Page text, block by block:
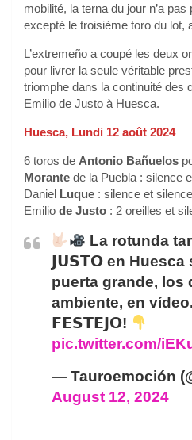
mobilité, la terna du jour n’a pas
excepté le troisième toro du lot,
L’extremeño a coupé les deux
pour livrer la seule véritable
triomphe dans la continuité des
Emilio de Justo à Huesca.
Huesca, Lundi 12 août 2024
6 toros de Antonio Bañuelos
Morante de la Puebla : silence
Daniel Luque : silence et silence
Emilio de Justo : 2 oreilles et
La rotunda
𝗝𝗨𝗦𝗧𝗢 en Huesca
puerta grande, los
ambiente, en
𝗙𝗘𝗦𝗧𝗘𝗝𝗢!
pic.twitter.com/
— Tauroemoción
August 12, 2024